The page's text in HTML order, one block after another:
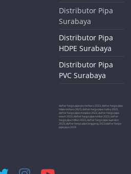
Distributor Pipa
Surabaya
Distributor Pipa
HDPE Surabaya
Distributor Pipa
PVC Surabaya
daftar harga pipa pvc terbaru 2023, daftar harga pipa
hdpe terbaru 2023, daftar harga pipa rucika 2023,
daftar harga pipa maspion 2023, daftar harga pipa
wavin 2023, daftar harga pipa vinilon 2023, daftar
harga pipa trilliun 2023, daftar harga pipa supralon
2023, daftar harga pipa langgeng 2023,daftar harga
pipa jaya 2023